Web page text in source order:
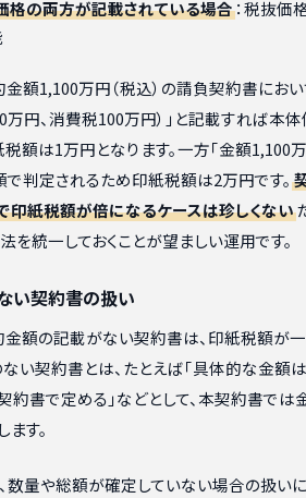
格の両方が記載されている場合：税抜価
額1,100万円（税込）の請負契約書におい
万円、消費税100万円）」と記載すれば本
額は1万円となります。一方「金額1,100
判定されるため印紙税額は2万円です。
印紙税額が倍になるケースは珍しくない
統一しておくことが望ましい運用です。
い契約書の扱い
額の記載がない契約書は、印紙税額が
ない契約書とは、たとえば「具体的な金額
約書で定める」などとして、本契約書で
す。
数量や総額が確定していない場合の扱い